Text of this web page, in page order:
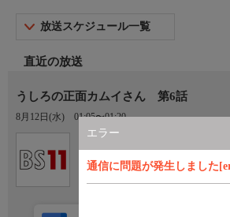
エラー
通信に問題が発生しました
放送スケジュール一覧
直近の放送
うしろの正面カムイさん 第6話
8月12日(水) 01:05〜01:20